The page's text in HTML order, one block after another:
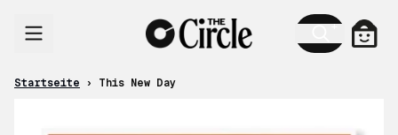
Startseite › This New Day